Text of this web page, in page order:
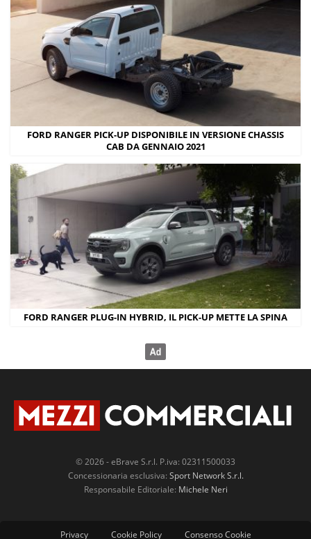
Ford Ranger – dimensioni esterne
FORD RANGER: DIMENSIONI ESTERNE E VANO DI CARICO
Lunghezza totale (con paraurti posteriore)
Larghezza totale (con specchietti aperti)
Altezza complessiva (a vuoto)
Lunghezza del vano di carico (a pavimento senza bedliner)
FORD RANGER PICK-UP DISPONIBILE IN VERSIONE CHASSIS
CAB DA GENNAIO 2021
FORD RANGER PLUG-IN HYBRID, IL PICK-UP METTE LA SPINA
© 2026 - eBrave S.r.l. P.iva: 02311500033
Concessionaria esclusiva: Sport Network S.r.l.
Responsabile Editoriale: Michele Neri
Privacy Cookie Policy Consenso Cookie